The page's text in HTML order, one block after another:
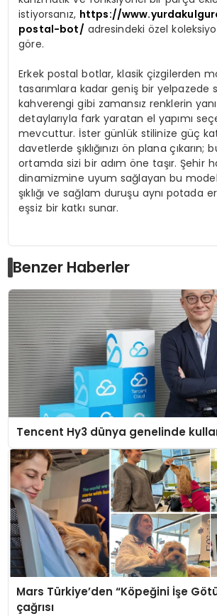
istiyorsanız, https://
postal-bot/ adresindeki özel
göre.
Erkek postal botlar, klasik çizgilerden
tasarımlara kadar geniş bir yelpazede
kahverengi gibi zamansız renklerin
detaylarıyla fark yaratan el yapımı
mevcuttur. İster günlük stilinize güç
davetlerde şıklığınızı ön plana çıkarın;
ortamda sizi bir adım öne taşır. Şehir
dinamizmine uyum sağlayan bu
şıklığı ve sağlam duruşu aynı potada
eşsiz bir katkı sunar.
Benzer Haberler
Tencent Hy3 dünya genelinde
Mars Türkiye’den “Köpeğini İşe
çağrısı